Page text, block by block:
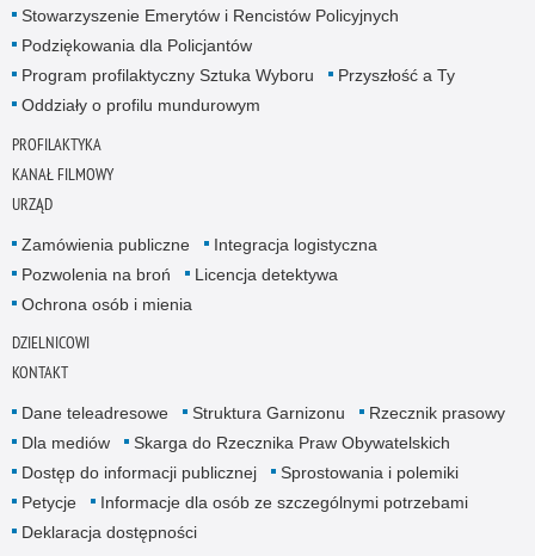
Stowarzyszenie Emerytów i Rencistów Policyjnych
Podziękowania dla Policjantów
Program profilaktyczny Sztuka Wyboru
Przyszłość a Ty
Oddziały o profilu mundurowym
PROFILAKTYKA
KANAŁ FILMOWY
URZĄD
Zamówienia publiczne
Integracja logistyczna
Pozwolenia na broń
Licencja detektywa
Ochrona osób i mienia
DZIELNICOWI
KONTAKT
Dane teleadresowe Struktura Garnizonu
Rzecznik prasowy
Dla mediów
Skarga do Rzecznika Praw Obywatelskich
Dostęp do informacji publicznej
Sprostowania i polemiki
Petycje
Informacje dla osób ze szczególnymi potrzebami
Deklaracja dostępności